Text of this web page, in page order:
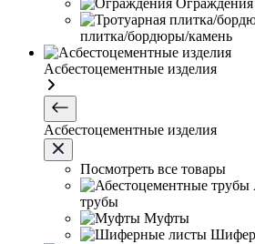
Ограждения
плитка/бордюры/камень
Асбестоцементные изделия
Асбестоцементные изделия
Посмотреть все товары
трубы
Муфты